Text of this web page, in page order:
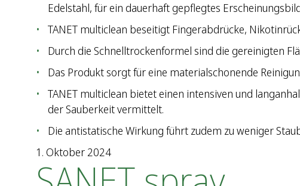
Edelstahl, für ein dauerhaft gepflegtes
TANET multiclean beseitigt Fingerabdrücke,
Durch die Schnelltrockenformel sind die gereinigten
Das Produkt sorgt für eine materialschonende
TANET multiclean bietet einen intensiven und
der Sauberkeit vermittelt.
Die antistatische Wirkung führt zudem zu weniger
1. Oktober 2024